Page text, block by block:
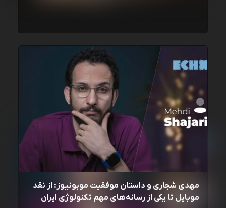
مهدی شجاری و داستان موفقیت موبونیوز: از نقد
موبایل تا یکی از رسانه‌‌های مهم تکنولوژی ایران